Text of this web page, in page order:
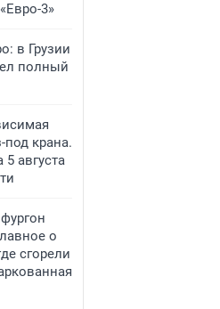
3»
в Грузии
полный
под крана.
августа
о
сгорели